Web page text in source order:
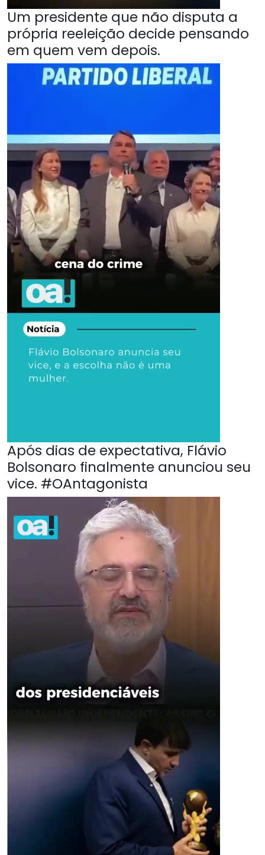
Um presidente que não disputa a
própria reeleição decide pensando
em quem vem depois.
Após dias de expectativa, Flávio
Bolsonaro finalmente anunciou seu
vice. #OAntagonista